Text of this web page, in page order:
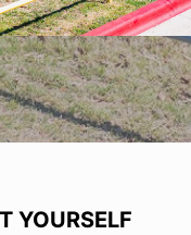
YOURSELF